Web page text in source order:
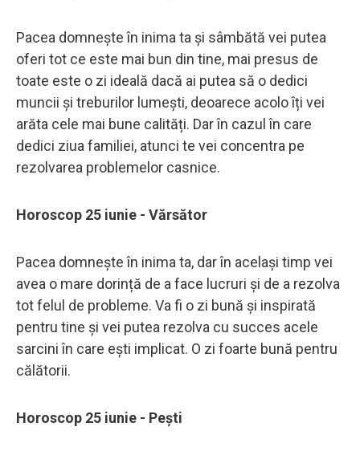
Pacea domnește în inima ta și sâmbătă vei putea
oferi tot ce este mai bun din tine, mai presus de
toate este o zi ideală dacă ai putea să o dedici
muncii și treburilor lumești, deoarece acolo îți vei
arăta cele mai bune calități. Dar în cazul în care
dedici ziua familiei, atunci te vei concentra pe
rezolvarea problemelor casnice.
Horoscop 25 iunie - Vărsător
Pacea domnește în inima ta, dar în același timp vei
avea o mare dorință de a face lucruri și de a rezolva
tot felul de probleme. Va fi o zi bună și inspirată
pentru tine și vei putea rezolva cu succes acele
sarcini în care ești implicat. O zi foarte bună pentru
călătorii.
Horoscop 25 iunie - Pești